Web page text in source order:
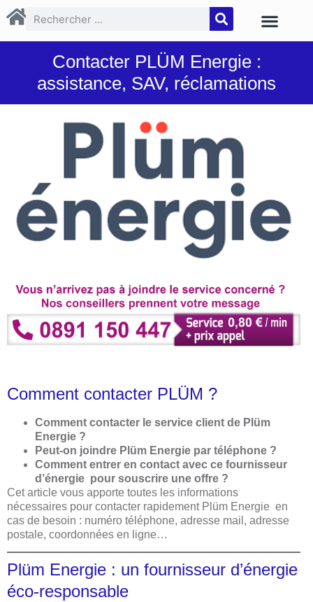
Contacter PLÜM Energie :
assistance, SAV, réclamations
Comment contacter PLÜM ?
Comment contacter le service client de Plüm
Energie ?
Peut-on joindre Plüm Energie par téléphone ?
Comment entrer en contact avec ce fournisseur
d’énergie pour souscrire une offre ?
Cet article vous apporte toutes les informations
nécessaires pour contacter rapidement Plüm Energie en
cas de besoin : numéro téléphone, adresse mail, adresse
postale, coordonnées en ligne…
Plüm Energie : un fournisseur d’énergie
éco-responsable